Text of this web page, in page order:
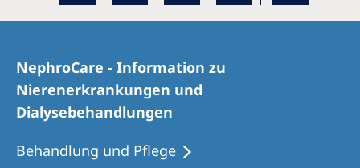
Poland
Romania
Russia
Serbia
NephroCare - Information zu
Nierenerkrankungen und
Dialysebehandlungen
Behandlung und Pflege